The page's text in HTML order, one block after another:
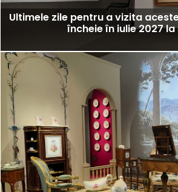
Ultimele zile pentru a vizita
încheie în iulie 2027 la